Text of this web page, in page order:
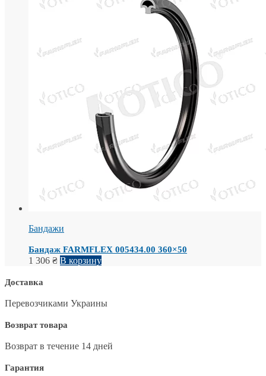
Бандажи
Бандаж FARMFLEX 005434.00 360×50
1 306 ₴ В корзину
Доставка
Перевозчиками Украины
Возврат товара
Возврат в течение 14 дней
Гарантия